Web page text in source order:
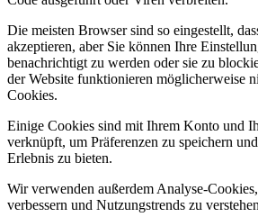
Die meisten Browser sind so eingestellt,
akzeptieren, aber Sie können Ihre
benachrichtigt zu werden oder sie zu
der Website funktionieren möglicherweise
Cookies.
Einige Cookies sind mit Ihrem Konto und
verknüpft, um Präferenzen zu speichern
Erlebnis zu bieten.
Wir verwenden außerdem Analyse-
verbessern und Nutzungstrends zu